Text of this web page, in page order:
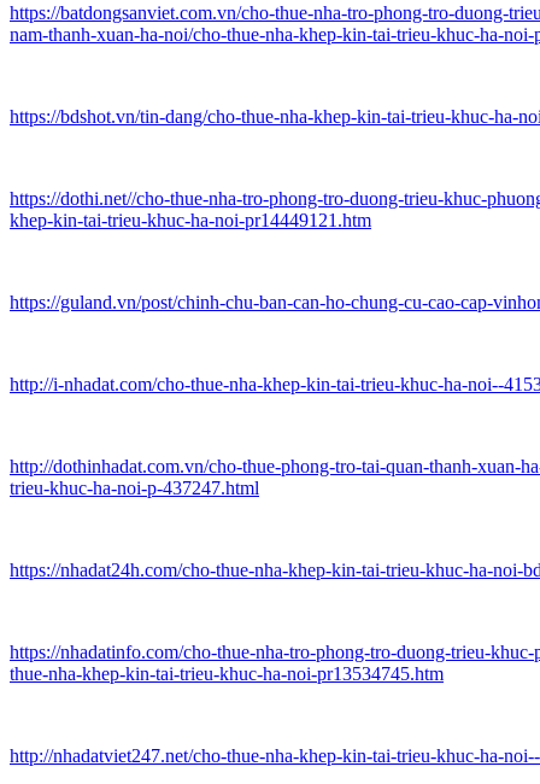
https://batdongsanviet.com.vn/cho-thue-nha-tro-phong-tro-duong-
nam-thanh-xuan-ha-noi/cho-thue-nha-khep-kin-tai-trieu-khuc-ha-noi-
https://bdshot.vn/tin-dang/cho-thue-nha-khep-kin-tai-trieu-khuc-ha-
https://dothi.net//cho-thue-nha-tro-phong-tro-duong-trieu-khuc-
khep-kin-tai-trieu-khuc-ha-noi-pr14449121.htm
https://guland.vn/post/chinh-chu-ban-can-ho-chung-cu-cao-cap-
http://i-nhadat.com/cho-thue-nha-khep-kin-tai-trieu-khuc-ha-noi--
http://dothinhadat.com.vn/cho-thue-phong-tro-tai-quan-thanh-xuan-
trieu-khuc-ha-noi-p-437247.html
https://nhadat24h.com/cho-thue-nha-khep-kin-tai-trieu-khuc-ha-noi-
https://nhadatinfo.com/cho-thue-nha-tro-phong-tro-duong-trieu-
thue-nha-khep-kin-tai-trieu-khuc-ha-noi-pr13534745.htm
http://nhadatviet247.net/cho-thue-nha-khep-kin-tai-trieu-khuc-ha-